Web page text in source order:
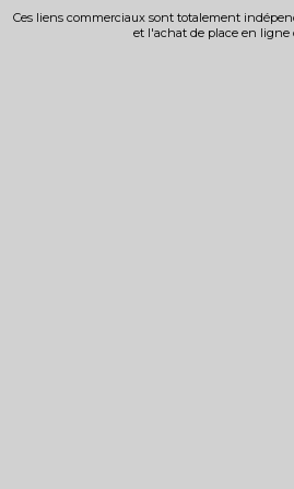
Ces liens commerciaux sont totalement
et l'achat de place en ligne